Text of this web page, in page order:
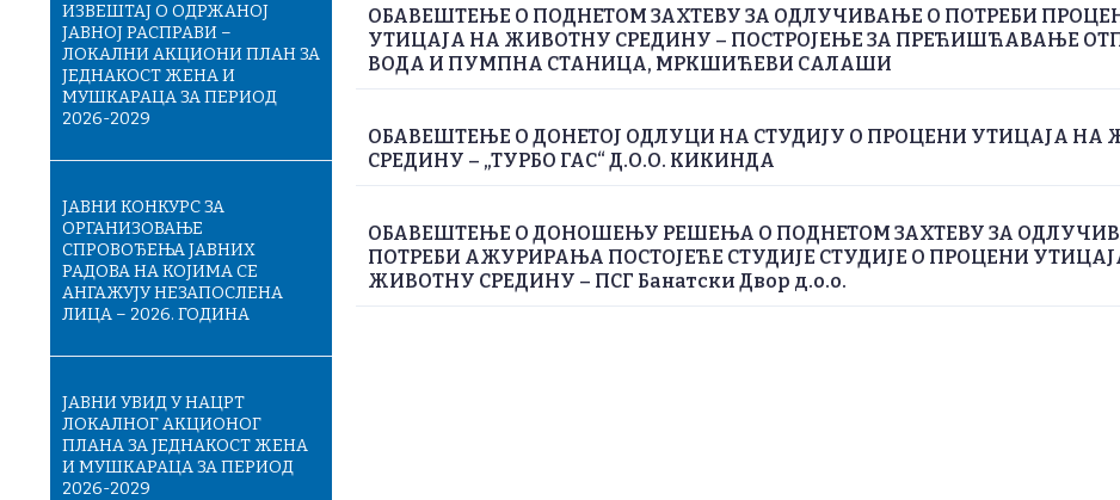
ИЗВЕШТАЈ О ОДРЖАНОЈ
ЈАВНОЈ РАСПРАВИ –
ЛОКАЛНИ АКЦИОНИ ПЛАН ЗА
ЈЕДНАКОСТ ЖЕНА И
МУШКАРАЦА ЗА ПЕРИОД
2026-2029
ЈАВНИ КОНКУРС ЗА
ОРГАНИЗОВАЊЕ
СПРОВОЂЕЊА ЈАВНИХ
РАДОВА НА КОЈИМА СЕ
АНГАЖУЈУ НЕЗАПОСЛЕНА
ЛИЦА – 2026. ГОДИНА
ЈАВНИ УВИД У НАЦРТ
ЛОКАЛНОГ АКЦИОНОГ
ПЛАНА ЗА ЈЕДНАКОСТ ЖЕНА
И МУШКАРАЦА ЗА ПЕРИОД
2026-2029
ОБАВЕШТЕЊЕ О ПОДНЕТОМ ЗАХТЕВУ ЗА ОДЛУЧИВАЊЕ О ПОТРЕБИ
УТИЦАЈА НА ЖИВОТНУ СРЕДИНУ – ПОСТРОЈЕЊЕ ЗА ПРЕЋИШЋАВАЊЕ
ВОДА И ПУМПНА СТАНИЦА, МРКШИЋЕВИ САЛАШИ
ОБАВЕШТЕЊЕ О ДОНЕТОЈ ОДЛУЦИ НА СТУДИЈУ О ПРОЦЕНИ УТИЦАЈА НА
СРЕДИНУ – „ТУРБО ГАС“ Д.О.О. КИКИНДА
ОБАВЕШТЕЊЕ О ДОНОШЕЊУ РЕШЕЊА О ПОДНЕТОМ ЗАХТЕВУ ЗА
ПОТРЕБИ АЖУРИРАЊА ПОСТОЈЕЋЕ СТУДИЈЕ СТУДИЈЕ О ПРОЦЕНИ
ЖИВОТНУ СРЕДИНУ – ПСГ Банатски Двор д.о.о.